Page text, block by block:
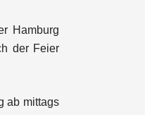
Hamburg
der Feier
ab mittags